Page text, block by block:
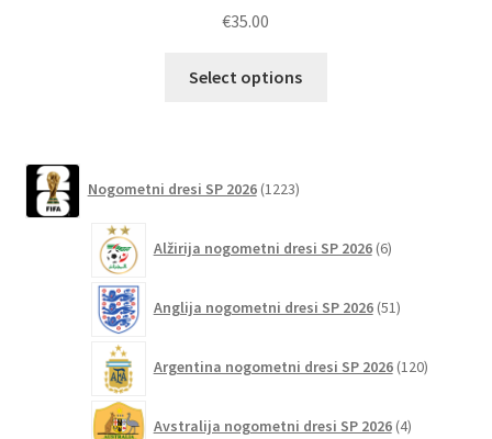
€35.00
Select options
izberete
strani
Nogometni dresi SP 2026 1223izdelkov
Alžirija nogometni dresi SP 2026 6izdelkov
Anglija nogometni dresi SP 2026 51izdelkov
Argentina nogometni dresi SP 2026 120izdelkov
Avstralija nogometni dresi SP 2026 4